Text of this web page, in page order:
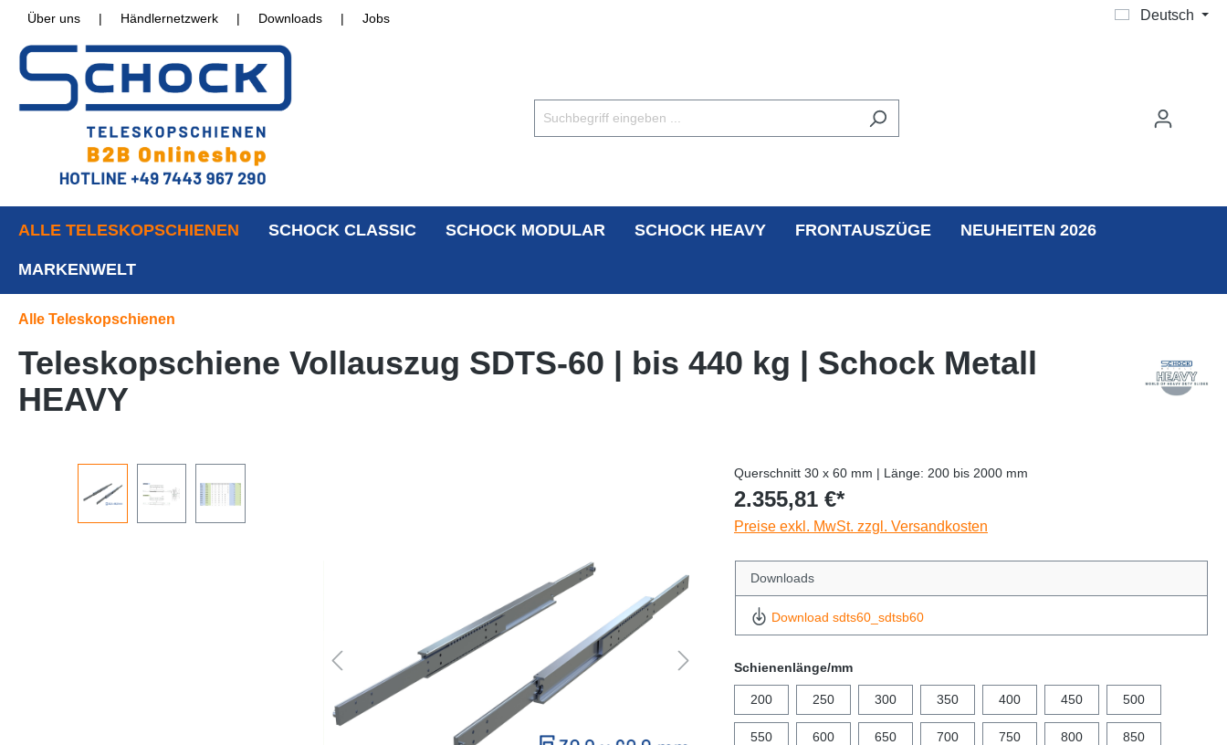
Über uns | Händlernetzwerk | Downloads | Jobs Deutsch
ALLE TELESKOPSCHIENEN SCHOCK CLASSIC SCHOCK MODULAR SCHOCK HEAVY FRONTAUSZÜGE NEUHEITEN 2026
MARKENWELT
Alle Teleskopschienen
Teleskopschiene Vollauszug SDTS-60 | bis 440 kg | Schock Metall
HEAVY
Querschnitt 30 x 60 mm | Länge: 200 bis 2000 mm
2.355,81 €*
Preise exkl. MwSt. zzgl. Versandkosten
Downloads
Download sdts60_sdtsb60
Schienenlänge/mm
200 250 300 350 400 450 500
550 600 650 700 750 800 850